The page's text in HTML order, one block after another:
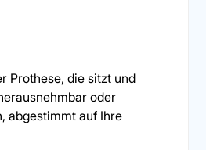
Prothese, die sitzt und
oder
abgestimmt auf Ihre